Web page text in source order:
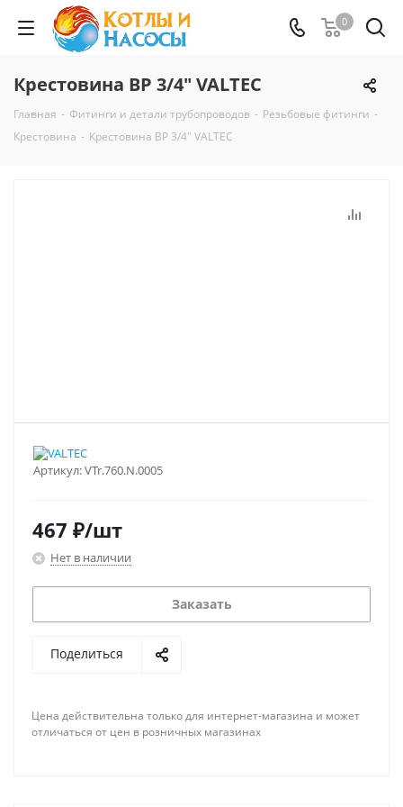
0
Крестовина ВР 3/4" VALTEC
Главная - Фитинги и детали трубопроводов - Резьбовые фитинги -
Крестовина - Крестовина ВР 3/4" VALTEC
Артикул:VTr.760.N.0005
467 ₽/шт
Нет в наличии
Заказать
Поделиться
Цена действительна только для интернет-магазина и может
отличаться от цен в розничных магазинах